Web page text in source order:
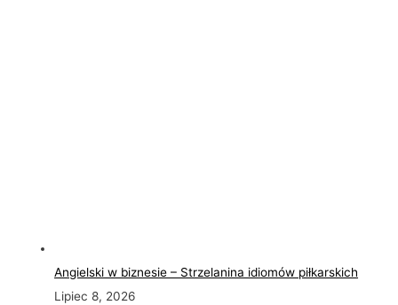
Angielski w biznesie – Strzelanina idiomów piłkarskich
Lipiec 8, 2026